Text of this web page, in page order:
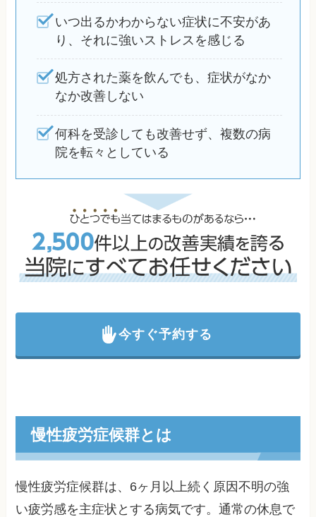
いつ出るかわからない症状に不安があ
り、それに強いストレスを感じる
処方された薬を飲んでも、症状がなか
なか改善しない
何科を受診しても改善せず、複数の病
院を転々としている
今すぐ予約する
慢性疲労症候群とは
慢性疲労症候群は、6ヶ月以上続く原因不明の強
い疲労感を主症状とする病気です。通常の休息で